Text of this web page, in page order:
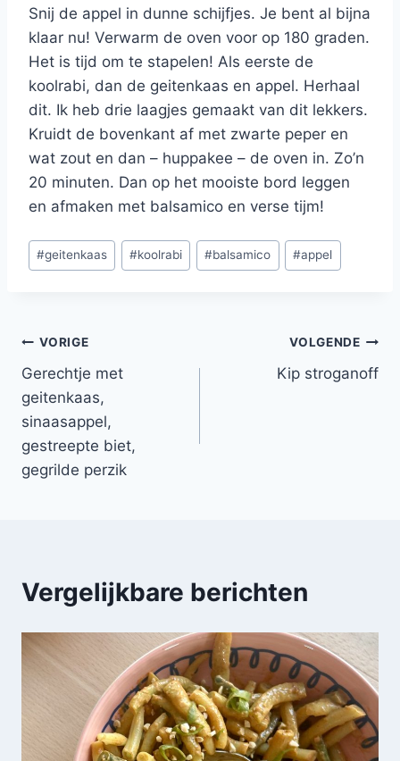
Snij de appel in dunne schijfjes. Je bent al bijna
klaar nu! Verwarm de oven voor op 180 graden.
Het is tijd om te stapelen! Als eerste de
koolrabi, dan de geitenkaas en appel. Herhaal
dit. Ik heb drie laagjes gemaakt van dit lekkers.
Kruidt de bovenkant af met zwarte peper en
wat zout en dan – huppakee – de oven in. Zo’n
20 minuten. Dan op het mooiste bord leggen
en afmaken met balsamico en verse tijm!
Bericht
tags:
#geitenkaas #koolrabi #balsamico #appel
Bericht
navigatie
VORIGE
Gerechtje met
geitenkaas,
sinaasappel,
gestreepte biet,
gegrilde perzik
VOLGENDE
Kip stroganoff
Vergelijkbare berichten